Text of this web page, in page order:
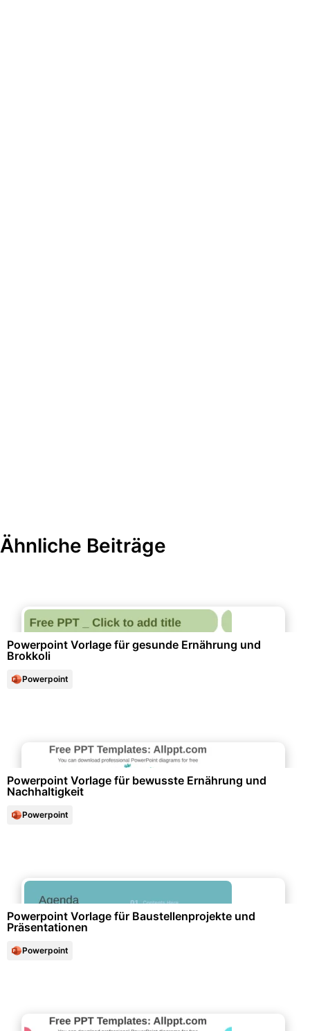
Ähnliche Beiträge
Powerpoint Vorlage für gesunde Ernährung und
Brokkoli
Powerpoint
Powerpoint Vorlage für bewusste Ernährung und
Nachhaltigkeit
Powerpoint
Powerpoint Vorlage für Baustellenprojekte und
Präsentationen
Powerpoint